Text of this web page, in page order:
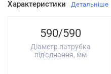
Характеристики Детальніше
590/590
Діаметр патрубка
під'єднання, мм